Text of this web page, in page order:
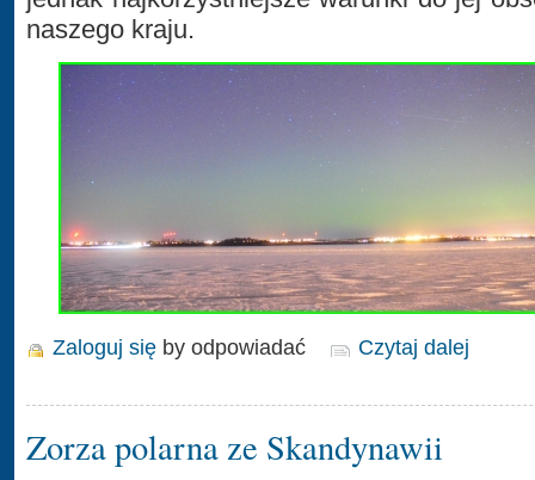
naszego kraju.
Zaloguj się by odpowiadać Czytaj dalej
Zorza polarna ze Skandynawii